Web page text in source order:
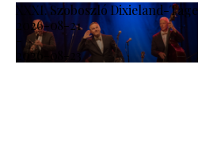
XXXI. Szoboszló Dixieland-Tage
2026-08-21
-
2026-08-23